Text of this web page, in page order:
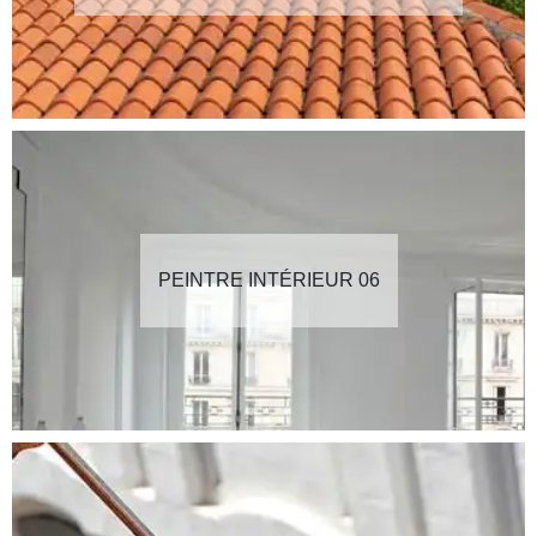
PEINTRE INTÉRIEUR 06